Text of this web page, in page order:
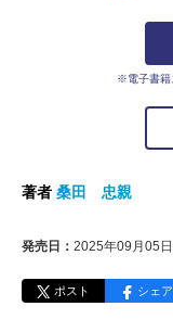
※電子書籍
著者 桑田 忠親
発売日： 2025年09月05日
ポスト シェア